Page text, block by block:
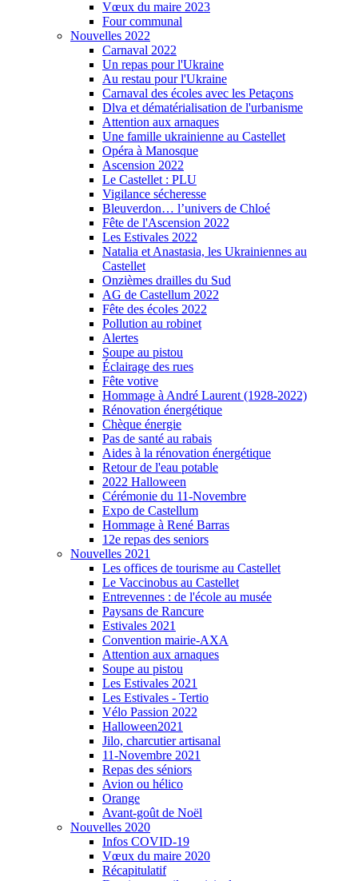
Vœux du maire 2023
Four communal
Nouvelles 2022
Carnaval 2022
Un repas pour l'Ukraine
Au restau pour l'Ukraine
Carnaval des écoles avec les Petaçons
Dlva et dématérialisation de l'urbanisme
Attention aux arnaques
Une famille ukrainienne au Castellet
Opéra à Manosque
Ascension 2022
Le Castellet : PLU
Vigilance sécheresse
Bleuverdon… l’univers de Chloé
Fête de l'Ascension 2022
Les Estivales 2022
Natalia et Anastasia, les Ukrainiennes au
Castellet
Onzièmes drailles du Sud
AG de Castellum 2022
Fête des écoles 2022
Pollution au robinet
Alertes
Soupe au pistou
Éclairage des rues
Fête votive
Hommage à André Laurent (1928-2022)
Rénovation énergétique
Chèque énergie
Pas de santé au rabais
Aides à la rénovation énergétique
Retour de l'eau potable
2022 Halloween
Cérémonie du 11-Novembre
Expo de Castellum
Hommage à René Barras
12e repas des seniors
Nouvelles 2021
Les offices de tourisme au Castellet
Le Vaccinobus au Castellet
Entrevennes : de l'école au musée
Paysans de Rancure
Estivales 2021
Convention mairie-AXA
Attention aux arnaques
Soupe au pistou
Les Estivales 2021
Les Estivales - Tertio
Vélo Passion 2022
Halloween2021
Jilo, charcutier artisanal
11-Novembre 2021
Repas des séniors
Avion ou hélico
Orange
Avant-goût de Noël
Nouvelles 2020
Infos COVID-19
Vœux du maire 2020
Récapitulatif